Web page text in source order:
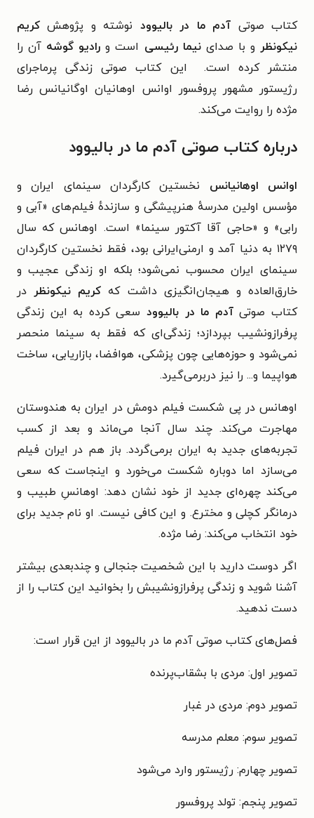
کتاب صوتی آدم ما در بالیوود نوشته و پژوهش کریم
نیکونظر و با صداینیما رئیسی است و رادیو گوشه آن را
منتشر کرده است. این کتاب صوتی زندگی پرماجرای
رژیستور مشهور پروفسور اوانس اوهانیان اوگانیانس رضا
مژده را روایت می‌کند.
درباره کتاب صوتی آدم ما در بالیوود
اوانس اوهانیانس نخستین کارگردان سینمای ایران و
مؤسس اولین مدرسهٔ هنرپیشگی و سازنده‌ٔ فیلم‌های «آبی و
رابی» و «حاجی آقا آکتور سینما» است. اوهانس که سال
۱۲۷۹ به دنیا آمد و ارمنی‌ایرانی بود، فقط نخستین کارگردان
سینمای ایران محسوب نمی‌شود؛ بلکه او زندگی عجیب و
خارق‌العاده و هیجان‌انگیزی داشت که کریم نیکونظر در
کتاب صوتیآدم ما در بالیوود سعی کرده به این زندگی
پرفرازونشیب بپردازد؛ زندگی‌ای که فقط به سینما منحصر
نمی‌شود و حوزه‌هایی چون پزشکی، هوافضا، بازاریابی، ساخت
هواپیما و... را نیز دربرمی‌گیرد.
اوهانس در پی شکست فیلم دومش در ایران به هندوستان
مهاجرت می‌کند. چند سال آنجا می‌ماند و بعد از کسب
تجربه‌های جدید به ایران برمی‌گردد. باز هم در ایران فیلم
می‌سازد اما دوباره شکست می‌خورد و اینجاست که سعی
می‌کند چهره‌ای جدید از خود نشان دهد: اوهانسِ طبیب و
درمانگر کچلی و مخترع. و این کافی نیست. او نام جدید برای
خود انتخاب می‌کند: رضا مژده.
اگر دوست دارید با این شخصیت جنجالی و چندبعدی بیشتر
آشنا شوید و زندگی پرفرازونشیبش را بخوانید این کتاب را از
دست ندهید.
فصل‌های کتاب صوتی آدم ما در بالیوود از این قرار است:
تصویر اول: مردی با بشقاب پرنده
تصویر دوم: مردی در غبار
تصویر سوم: معلم مدرسه
تصویر چهارم: رژیستور وارد می شود
تصویر پنجم: تولد پروفسور